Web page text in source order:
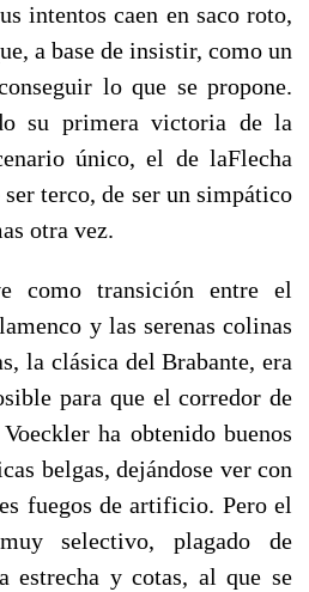
intentos caen en saco roto,
a base de insistir, como un
lo que se propone.
su primera victoria de la
único, el de laFlecha
terco, de ser un simpático
otra vez.
como transición entre el
y las serenas colinas
la clásica del Brabante, era
para que el corredor de
ha obtenido buenos
belgas, dejándose ver con
fuegos de artificio. Pero el
selectivo, plagado de
estrecha y cotas, al que se